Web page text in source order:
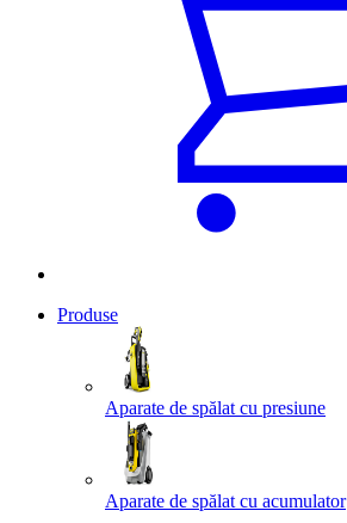
Produse
Aparate de spălat cu presiune
Aparate de spălat cu acumulator